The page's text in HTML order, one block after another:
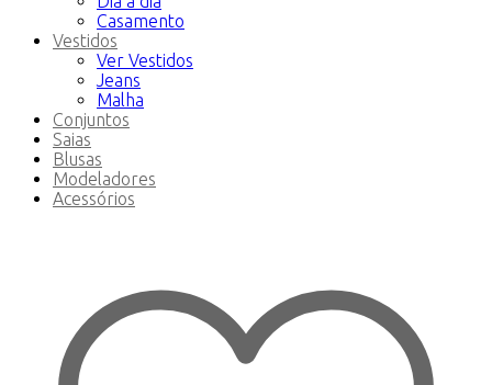
Casamento
Vestidos
Ver Vestidos
Jeans
Malha
Conjuntos
Saias
Blusas
Modeladores
Acessórios